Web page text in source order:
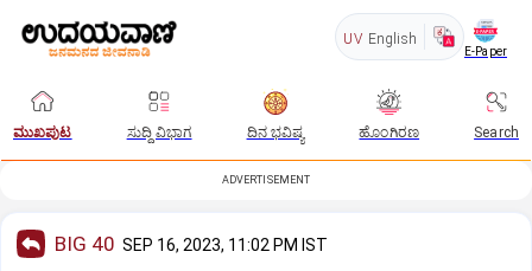
UV English
E-Paper
ಮುಖಪುಟ ಸುದ್ದಿ ವಿಭಾಗ ದಿನ ಭವಿಷ್ಯ ಹೊಂಗಿರಣ Search
ADVERTISEMENT
BIG 40 SEP 16, 2023, 11:02 PM IST